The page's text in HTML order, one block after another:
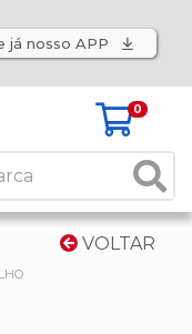
já nosso APP
0
VOLTAR